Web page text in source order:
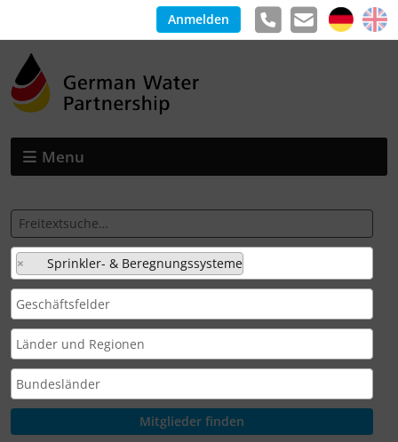
Anmelden
Menu
× Sprinkler- & Beregnungssysteme